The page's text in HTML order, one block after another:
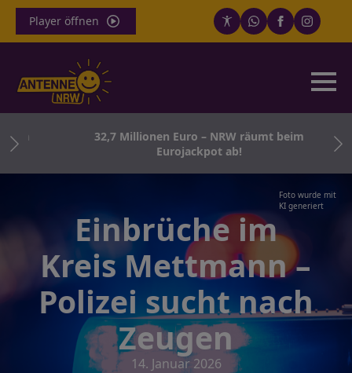
Player öffnen
32,7 Millionen Euro – NRW räumt beim
Eurojackpot ab!
Foto wurde mit
KI generiert
Einbrüche im
Kreis Mettmann –
Polizei sucht nach
Zeugen
14. Januar 2026